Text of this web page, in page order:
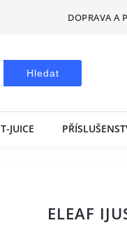
DOPRAVA A
Hledat
T-JUICE
ELEAF